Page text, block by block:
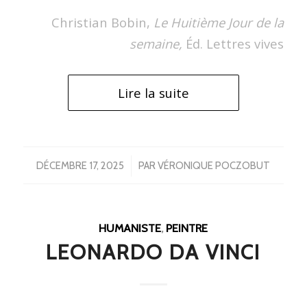
Christian Bobin, Le Huitième Jour de la
semaine, Éd. Lettres vives
Lire la suite
DÉCEMBRE 17, 2025
/ PARVÉRONIQUE POCZOBUT
HUMANISTE, PEINTRE
LEONARDO DA VINCI